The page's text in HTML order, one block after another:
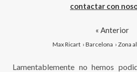
contactar con
Max Ricart › Barcelona › Zona
« Anterior
Lamentablemente no hemos